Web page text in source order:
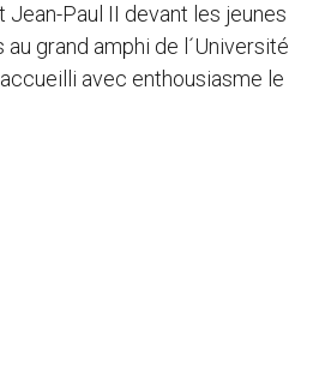
Jean-Paul II devant les jeunes
au grand amphi de l´Université
accueilli avec enthousiasme le